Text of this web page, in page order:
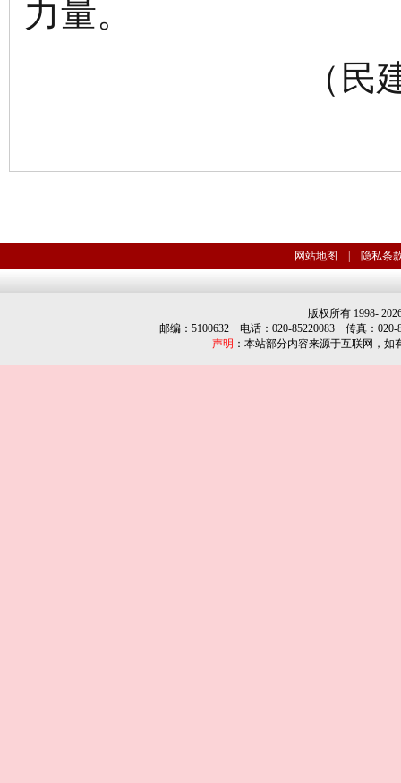
力量。
（
网站地图 隐私条
版权所有 1998-
邮编：5100632 电话：020-85220083 传真：
声明 ：本站部分内容来源于互联网，如